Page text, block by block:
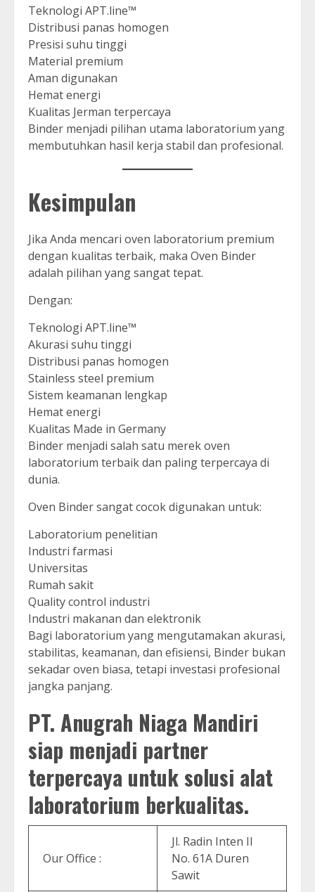
Teknologi APT.line™
Distribusi panas homogen
Presisi suhu tinggi
Material premium
Aman digunakan
Hemat energi
Kualitas Jerman terpercaya
Binder menjadi pilihan utama laboratorium yang
membutuhkan hasil kerja stabil dan profesional.
Kesimpulan
Jika Anda mencari oven laboratorium premium
dengan kualitas terbaik, maka Oven Binder
adalah pilihan yang sangat tepat.
Dengan:
Teknologi APT.line™
Akurasi suhu tinggi
Distribusi panas homogen
Stainless steel premium
Sistem keamanan lengkap
Hemat energi
Kualitas Made in Germany
Binder menjadi salah satu merek oven
laboratorium terbaik dan paling terpercaya di
dunia.
Oven Binder sangat cocok digunakan untuk:
Laboratorium penelitian
Industri farmasi
Universitas
Rumah sakit
Quality control industri
Industri makanan dan elektronik
Bagi laboratorium yang mengutamakan akurasi,
stabilitas, keamanan, dan efisiensi, Binder bukan
sekadar oven biasa, tetapi investasi profesional
jangka panjang.
PT. Anugrah Niaga Mandiri
siap menjadi partner
terpercaya untuk solusi alat
laboratorium berkualitas.
Our Office :
Jl. Radin Inten II
No. 61A Duren
Sawit